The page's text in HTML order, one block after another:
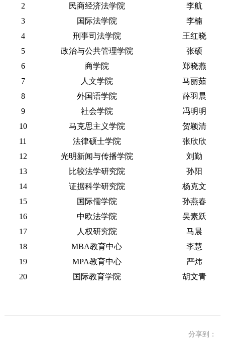
2
民商经济法学院
李航
3
国际法学院
李楠
4
刑事司法学院
王红晓
5
政治与公共管理学院
张硕
6
商学院
郑晓燕
7
人文学院
马丽茹
8
外国语学院
薛羽晨
9
社会学院
冯明明
10
马克思主义学院
贺颖清
11
法律硕士学院
张欣欣
12
光明新闻与传播学院
刘勤
13
比较法学研究院
孙阳
14
证据科学研究院
杨克文
15
国际儒学院
孙燕春
16
中欧法学院
吴素跃
17
人权研究院
马晨
18
MBA教育中心
李慧
19
MPA教育中心
严炜
20
国际教育学院 胡文青
分享到：